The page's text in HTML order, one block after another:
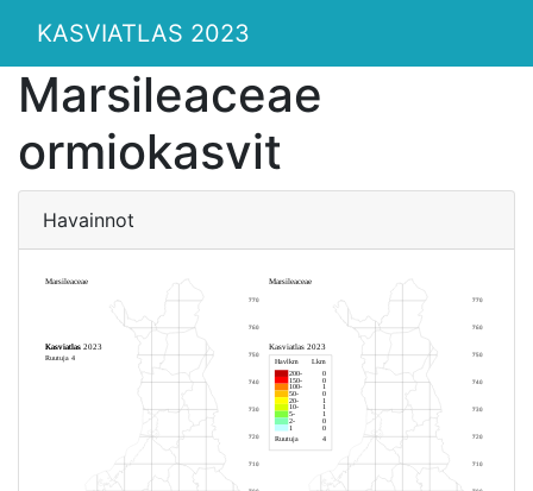
KASVIATLAS 2023
Marsileaceae
ormiokasvit
Havainnot